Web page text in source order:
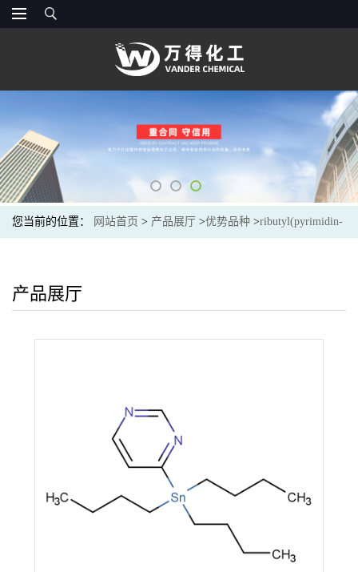
您当前的位置： 网站首页 > 产品展厅 >优势品种 >ributyl(pyrimidin-
产品展厅